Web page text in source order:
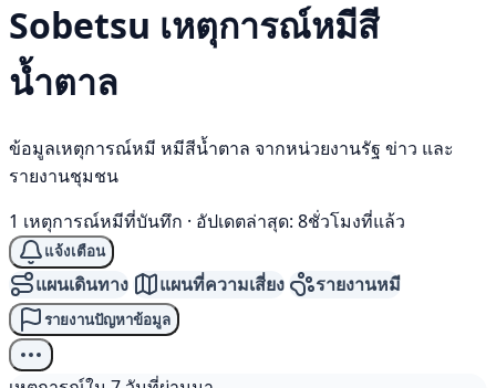
Sobetsu เหตุการณ์หมีสี
น้ำตาล
ข้อมูลเหตุการณ์หมี หมีสีน้ำตาล จากหน่วยงานรัฐ ข่าว และ
รายงานชุมชน
1 เหตุการณ์หมีที่บันทึก · อัปเดตล่าสุด: 8ชั่วโมงที่แล้ว
แจ้งเตือน
แผนเดินทาง แผนที่ความเสี่ยง รายงานหมี
รายงานปัญหาข้อมูล